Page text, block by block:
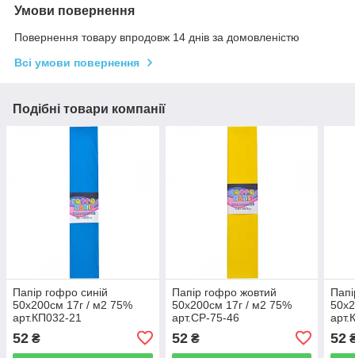
Умови повернення
Повернення товару впродовж 14 днів за домовленістю
Всі умови повернення
Подібні товари компанії
Папір гофро синій
50х200см 17г / м2 75%
арт.КП032-21
52 ₴
Папір гофро жовтий
50х200см 17г / м2 75%
арт.СР-75-46
52₴ 52